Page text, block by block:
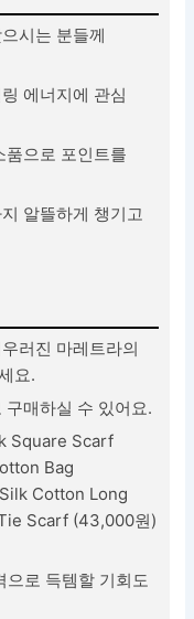
시는 분들께
에너지에 관심
품으로 포인트를
알뜰하게 챙기고
러진 마레트라의
요.
매하실 수 있어요.
Square Scarf
Bag
Cotton Long
Scarf (43,000원)
으로 득템할 기회도